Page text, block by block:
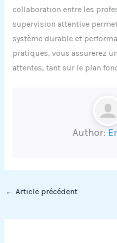
collaboration entre les
supervision attentive
système durable et
pratiques, vous assurerez
attentes, tant sur le plan
Author:
← Article précédent